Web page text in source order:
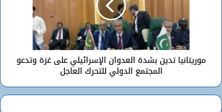
موريتانيا تدين بشدة العدوان الإسرائيلي على غزة وتدعو
المجتمع الدولي للتحرك العاجل